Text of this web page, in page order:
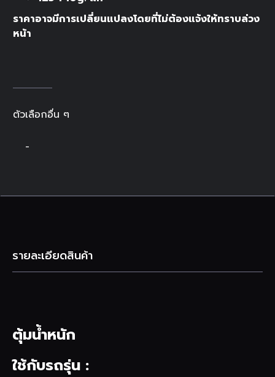
ราคาอาจมีการเปลี่ยนแปลงโดยที่ไม่ต้องแจ้งให้ทราบล่วง
หน้า
ตัวเลือกอื่น ๆ
-
รายละเอียดสินค้า
ตุ้มน้ำหนัก
ใช้กับรถรุ่น :